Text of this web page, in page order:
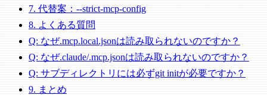
7. 代替案：--strict-mcp-config
8. よくある質問
Q: なぜ.mcp.local.jsonは読み取られないのですか？
Q: なぜ.claude/.mcp.jsonは読み取られないのですか？
Q: サブディレクトリには必ずgit initが必要ですか？
9. まとめ